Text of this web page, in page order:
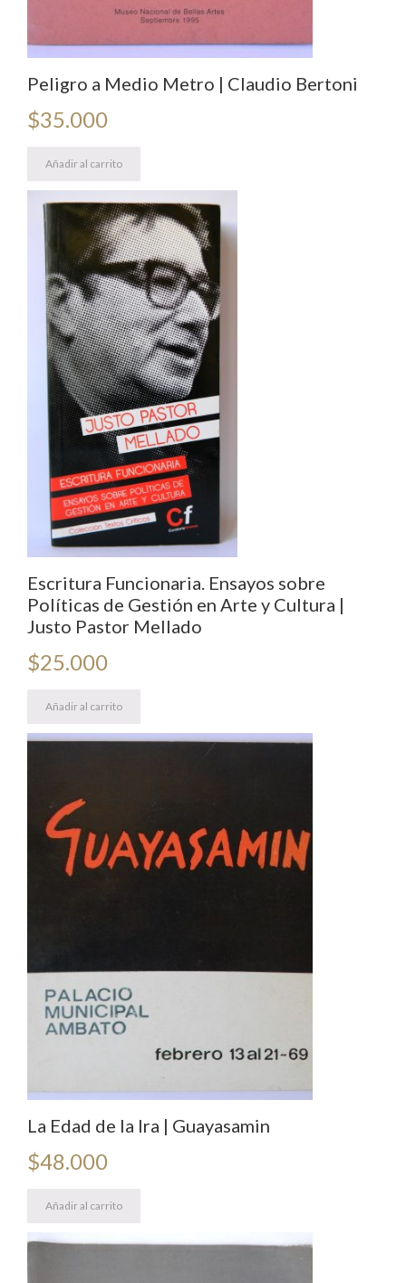
Peligro a Medio Metro | Claudio Bertoni
$35.000
Añadir al carrito
Escritura Funcionaria. Ensayos sobre
Políticas de Gestión en Arte y Cultura |
Justo Pastor Mellado
$25.000
Añadir al carrito
La Edad de la Ira | Guayasamin
$48.000
Añadir al carrito